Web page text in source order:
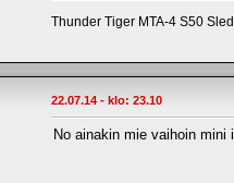
Thunder Tiger MTA-4 S50
22.07.14 - klo: 23.10
No ainakin mie vaihoin